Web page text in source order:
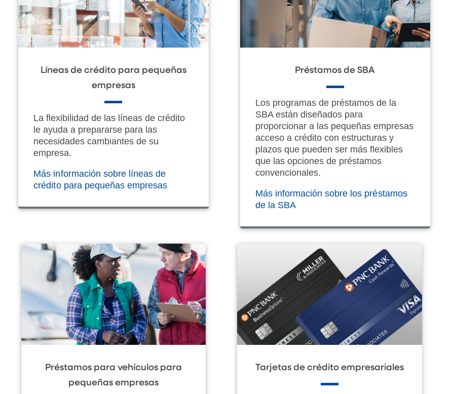
Líneas de crédito para pequeñas
empresas
La flexibilidad de las líneas de crédito
le ayuda a prepararse para las
necesidades cambiantes de su
empresa.
Más información sobre líneas de
crédito para pequeñas empresas
Préstamos de SBA
Los programas de préstamos de la
SBA están diseñados para
proporcionar a las pequeñas empresas
acceso a crédito con estructuras y
plazos que pueden ser más flexibles
que las opciones de préstamos
convencionales.
Más información sobre los préstamos
de la SBA
Préstamos para vehículos para
pequeñas empresas
Tarjetas de crédito empresariales